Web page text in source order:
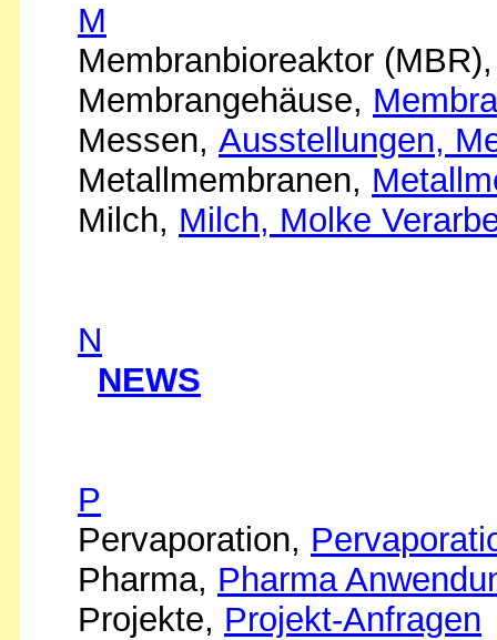
M
Membranbioreaktor
Membrangehäuse,
Messen, Ausstellungen,
Metallmembranen,
Milch, Milch, Molke
N
NEWS
P
Pervaporation,
Pharma, Pharma
Projekte, Projekt-Anfragen